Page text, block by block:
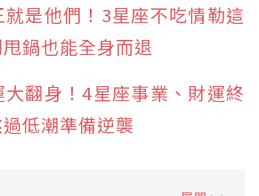
是他們！3星座不吃情勒這
鍋也能全身而退
翻身！4星座事業、財運終
低潮準備逆襲